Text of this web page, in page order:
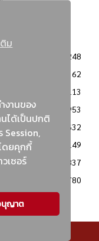
ม
งานของ
นได้เป็นปกติ
Session,
ดยคุกกี้
เซอร์
ญาต
3248
2362
2113
1953
1632
1149
837
780